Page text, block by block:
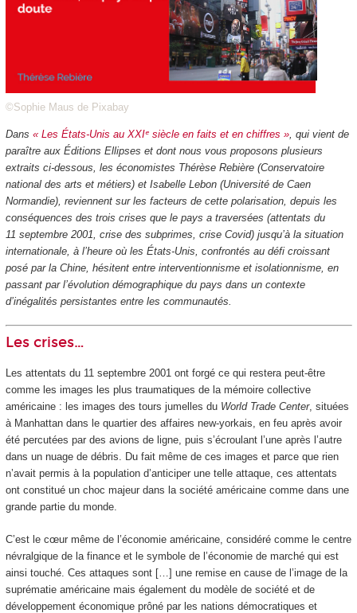
©Sophie Maus de Pixabay
Dans « Les États-Unis au XXIᵉ siècle en faits et en chiffres », qui vient de
paraître aux Éditions Ellipses et dont nous vous proposons plusieurs
extraits ci-dessous, les économistes Thérèse Rebière (Conservatoire
national des arts et métiers) et Isabelle Lebon (Université de Caen
Normandie), reviennent sur les facteurs de cette polarisation, depuis les
conséquences des trois crises que le pays a traversées (attentats du
11 septembre 2001, crise des subprimes, crise Covid) jusqu’à la situation
internationale, à l’heure où les États-Unis, confrontés au défi croissant
posé par la Chine, hésitent entre interventionnisme et isolationnisme, en
passant par l’évolution démographique du pays dans un contexte
d’inégalités persistantes entre les communautés.
Les crises…
Les attentats du 11 septembre 2001 ont forgé ce qui restera peut-être
comme les images les plus traumatiques de la mémoire collective
américaine : les images des tours jumelles du World Trade Center, situées
à Manhattan dans le quartier des affaires new-yorkais, en feu après avoir
été percutées par des avions de ligne, puis s’écroulant l’une après l’autre
dans un nuage de débris. Du fait même de ces images et parce que rien
n’avait permis à la population d’anticiper une telle attaque, ces attentats
ont constitué un choc majeur dans la société américaine comme dans une
grande partie du monde.
C’est le cœur même de l’économie américaine, considéré comme le centre
névralgique de la finance et le symbole de l’économie de marché qui est
ainsi touché. Ces attaques sont […] une remise en cause de l’image de la
suprématie américaine mais également du modèle de société et de
développement économique prôné par les nations démocratiques et